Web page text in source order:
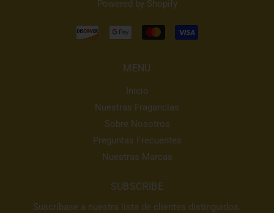
Powered by Shopify
MENU
Inicio
Nuestras Fragancias
Sobre Nosotros
Preguntas Frecuentes
Nuestras Marcas
SUBSCRIBE
Suscríbase a nuestra lista de clientes distinguidos.